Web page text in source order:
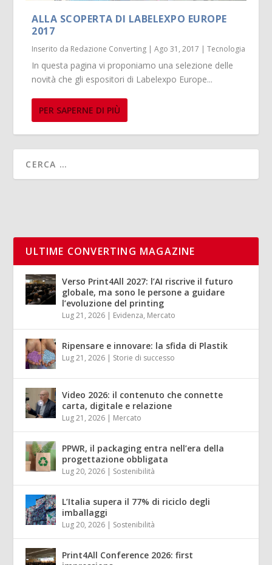
ALLA SCOPERTA DI LABELEXPO EUROPE
2017
Inserito da Redazione Converting |Ago 31, 2017 |Tecnologia
In questa pagina vi proponiamo una selezione delle
novità che gli espositori di Labelexpo Europe...
PER SAPERNE DI PIÙ
ULTIME CONVERTING MAGAZINE
Verso Print4All 2027: l’AI riscrive il futuro
globale, ma sono le persone a guidare
l’evoluzione del printing
Lug 21, 2026 | Evidenza, Mercato
Ripensare e innovare: la sfida di Plastik
Lug 21, 2026 | Storie di successo
Video 2026: il contenuto che connette
carta, digitale e relazione
Lug 21, 2026 | Mercato
PPWR, il packaging entra nell’era della
progettazione obbligata
Lug 20, 2026 | Sostenibilità
L’Italia supera il 77% di riciclo degli
imballaggi
Lug 20, 2026 | Sostenibilità
Print4All Conference 2026: first